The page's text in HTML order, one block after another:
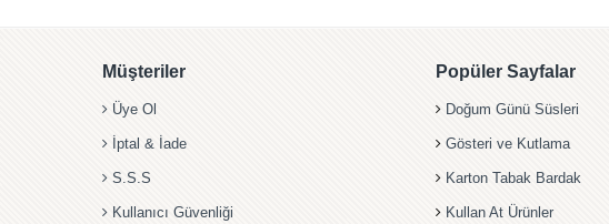
Müşteriler
Üye Ol
İptal & İade
S.S.S
Kullanıcı Güvenliği
Popüler Sayfalar
Doğum Günü Süsleri
Gösteri ve Kutlama
Karton Tabak Bardak
Kullan At Ürünler